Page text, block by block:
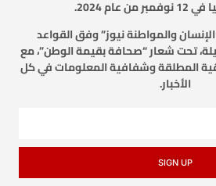
عام 2024.
والمواطنة نيوز” وفق القواعد
تحت شعار “صحافة بقيمة الوطن”، مع
المطلقة وشفافية المعلومات في كل
الأخبار.
SIGN UP